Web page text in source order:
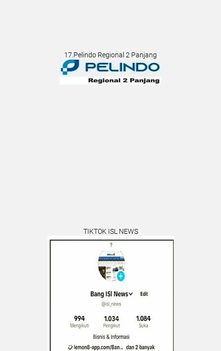
17.Pelindo Regional 2 Panjang
TIKTOK ISL NEWS